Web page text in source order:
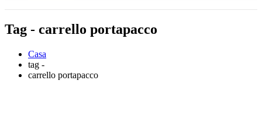
Tag - carrello portapacco
Casa
tag -
carrello portapacco